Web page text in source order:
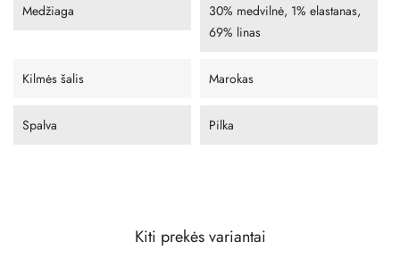
Medžiaga
30% medvilnė, 1% elastanas,
69% linas
Kilmės šalis Marokas
Spalva Pilka
Kiti prekės variantai